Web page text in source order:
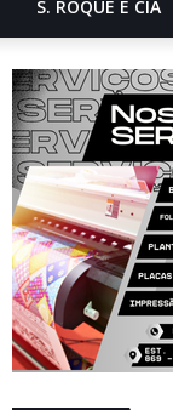
S. ROQUE E CIA